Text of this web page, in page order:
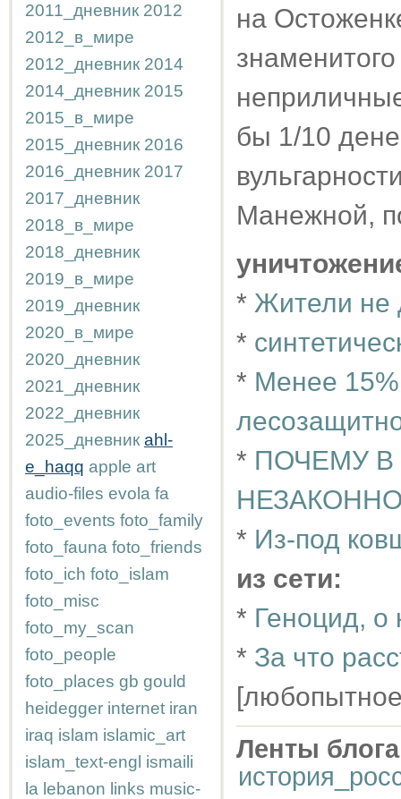
2011_дневник 2012
2012_в_мире
2012_дневник 2014
2014_дневник 2015
2015_в_мире
2015_дневник 2016
2016_дневник 2017
2017_дневник
2018_в_мире
2018_дневник
2019_в_мире
2019_дневник
2020_в_мире
2020_дневник
2021_дневник
2022_дневник
2025_дневник ahl-
e_haqq apple art
audio-files evola fa
foto_events foto_family
foto_fauna foto_friends
foto_ich foto_islam
foto_misc
foto_my_scan
foto_people
foto_places gb gould
heidegger internet iran
iraq islam islamic_art
islam_text-engl ismaili
la lebanon links music-
на
бы 1/10
Манежной,
* Жители не
*
* Менее
* ПОЧЕМУ
* Из-под
из сети:
* Геноцид, о
* За что
Ленты